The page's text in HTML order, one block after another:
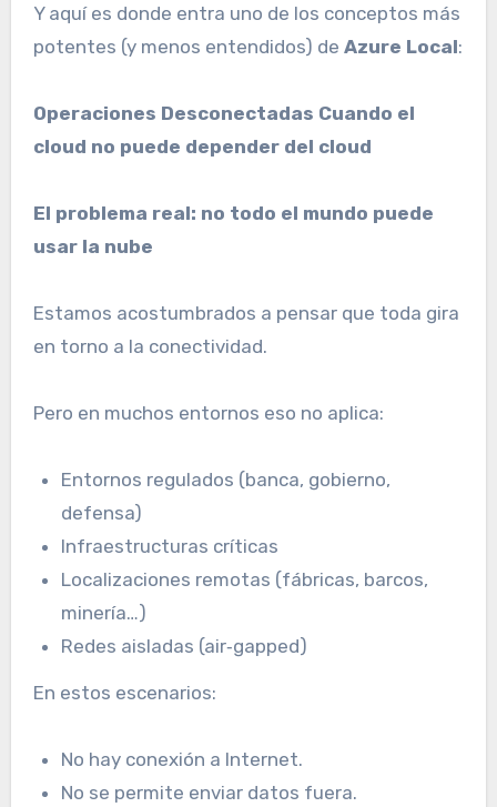
Y aquí es donde entra uno de los conceptos más
potentes (y menos entendidos) de Azure Local:
Operaciones Desconectadas Cuando el
cloud no puede depender del cloud
El problema real: no todo el mundo puede
usar la nube
Estamos acostumbrados a pensar que toda gira
en torno a la conectividad.
Pero en muchos entornos eso no aplica:
Entornos regulados (banca, gobierno,
defensa)
Infraestructuras críticas
Localizaciones remotas (fábricas, barcos,
minería…)
Redes aisladas (air‑gapped)
En estos escenarios:
No hay conexión a Internet.
No se permite enviar datos fuera.